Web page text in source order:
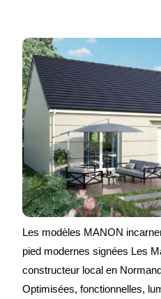
Les modèles MANON
pied modernes signées Les
constructeur local en
Optimisées, fonctionnelles,